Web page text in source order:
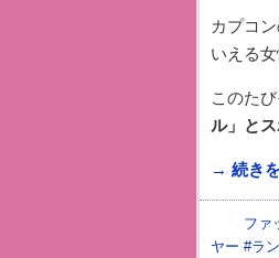
カプコ
いえる
このた
ル」と
→ 続き
ファ
ヤー #ラ